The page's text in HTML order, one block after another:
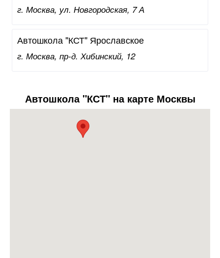
г. Москва, ул. Новгородская, 7 А
Автошкола "КСТ" Ярославское
г. Москва, пр-д. Хибинский, 12
Автошкола "КСТ" на карте Москвы